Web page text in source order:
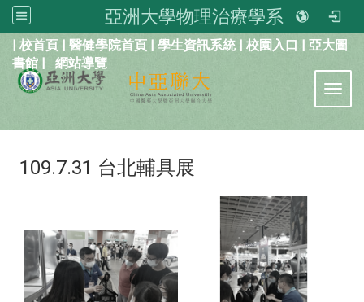
亞洲大學物理治療學系
| 校首頁 | 醫健學院首頁 | 學生資訊系統 | 校園入口 | 亞大圖
書館 | 網站導覽
109.7.31 台北輔具展